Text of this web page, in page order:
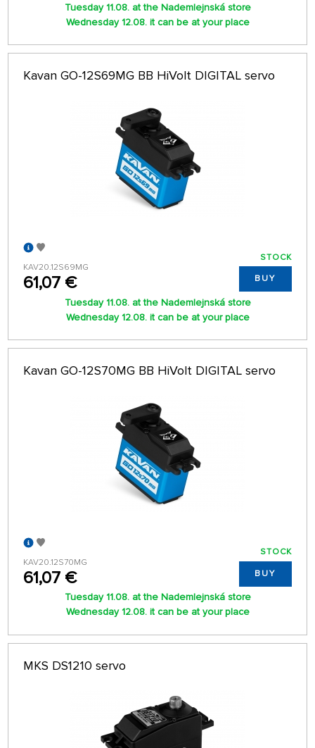
Tuesday 11.08. at the Nademlejnská store
Wednesday 12.08. it can be at your place
Kavan GO-12S69MG BB HiVolt DIGITAL servo
KAV20.12S69MG
61,07 €
STOCK
BUY
Tuesday 11.08. at the Nademlejnská store
Wednesday 12.08. it can be at your place
Kavan GO-12S70MG BB HiVolt DIGITAL servo
KAV20.12S70MG
61,07 €
STOCK
BUY
Tuesday 11.08. at the Nademlejnská store
Wednesday 12.08. it can be at your place
MKS DS1210 servo